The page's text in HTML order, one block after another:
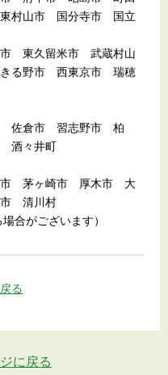
村山市 国分寺市 国立
東久留米市 武蔵村山
る野市 西東京市 瑞穂
佐倉市 習志野市 柏
酒々井町
茅ヶ崎市 厚木市 大
清川村
合がございます）
る
に戻る